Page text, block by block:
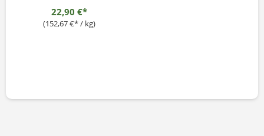
körpereigenen Abwehrkräfte
22,90 €*
(152,67 €* / kg)